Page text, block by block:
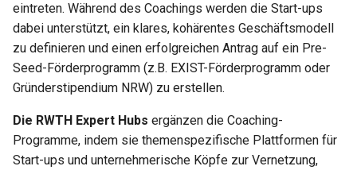
eintreten. Während des Coachings werden die Start-ups
dabei unterstützt, ein klares, kohärentes Geschäftsmodell
zu definieren und einen erfolgreichen Antrag auf ein Pre-
Seed-Förderprogramm (z.B. EXIST-Förderprogramm oder
Gründerstipendium NRW) zu erstellen.
Die RWTH Expert Hubs ergänzen die Coaching-
Programme, indem sie themenspezifische Plattformen für
Start-ups und unternehmerische Köpfe zur Vernetzung,